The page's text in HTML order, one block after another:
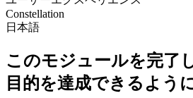
Constellation
日本語
このモジュールを完了
目的を達成できるよう